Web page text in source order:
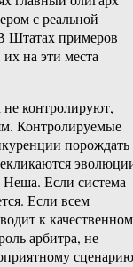
с реальной
Штатах примеров
на эти места
не контролируют,
Контролируемые
порождать
Если система
Если всем
к
арбитра, не